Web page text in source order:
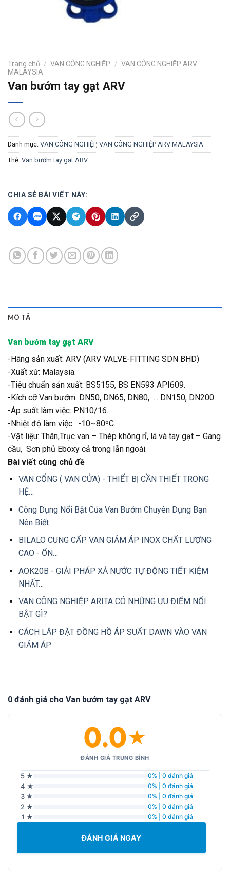
Trang chủ / VAN CÔNG NGHIỆP / VAN CÔNG NGHIỆP ARV
MALAYSIA
Van bướm tay gạt ARV
Danh mục: VAN CÔNG NGHIỆP, VAN CÔNG NGHIỆP ARV MALAYSIA
Thẻ: Van bướm tay gạt ARV
CHIA SẺ BÀI VIẾT NÀY:
MÔ TẢ
Van bướm tay gạt ARV
-Hãng sản xuất: ARV (ARV VALVE-FITTING SDN BHD)
-Xuất xứ: Malaysia.
-Tiêu chuẩn sản xuất: BS5155, BS EN593 API609.
-Kích cỡ Van bướm: DN50, DN65, DN80, …. DN150, DN200.
-Áp suất làm việc: PN10/16.
-Nhiệt độ làm việc : -10~80ºC.
-Vật liệu: Thân,Trục van – Thép không rỉ, lá và tay gạt – Gang
cầu, Sơn phủ Eboxy cả trong lẫn ngoài.
Bài viết cùng chủ đề
VAN CỔNG ( VAN CỬA) - THIẾT BỊ CẦN THIẾT TRONG
HỆ…
Công Dụng Nổi Bật Của Van Bướm Chuyên Dụng Bạn
Nên Biết
BILALO CUNG CẤP VAN GIẢM ÁP INOX CHẤT LƯỢNG
CAO - ỔN…
AOK20B - GIẢI PHÁP XẢ NƯỚC TỰ ĐỘNG TIẾT KIỆM
NHẤT…
VAN CÔNG NGHIỆP ARITA CÓ NHỮNG ƯU ĐIỂM NỔI
BẬT GÌ?
CÁCH LẮP ĐẶT ĐỒNG HỒ ÁP SUẤT DAWN VÀO VAN
GIẢM ÁP
0 đánh giá cho Van bướm tay gạt ARV
0.0★
ĐÁNH GIÁ TRUNG BÌNH
5 ★ 0% | 0 đánh giá
4 ★ 0% | 0 đánh giá
3 ★ 0% | 0 đánh giá
2 ★ 0% | 0 đánh giá
1 ★ 0% | 0 đánh giá
ĐÁNH GIÁ NGAY